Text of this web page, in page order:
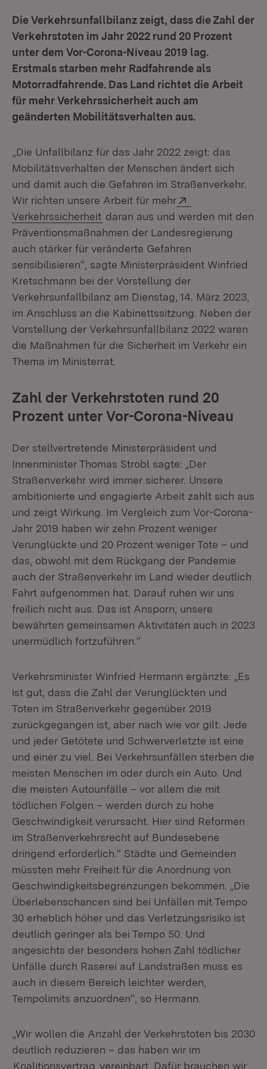
Die Verkehrsunfallbilanz zeigt, dass die Zahl der
Verkehrstoten im Jahr 2022 rund 20 Prozent
unter dem Vor-Corona-Niveau 2019 lag.
Erstmals starben mehr Radfahrende als
Motorradfahrende. Das Land richtet die Arbeit
für mehr Verkehrssicherheit auch am
geänderten Mobilitätsverhalten aus.
„Die Unfallbilanz für das Jahr 2022 zeigt: das
Mobilitätsverhalten der Menschen ändert sich
und damit auch die Gefahren im Straßenverkehr.
Wir richten unsere Arbeit für mehr
Verkehrssicherheit (Öffnet in neuem Fenster)
daran aus und werden mit den
Präventionsmaßnahmen der Landesregierung
auch stärker für veränderte Gefahren
sensibilisieren“, sagte Ministerpräsident Winfried
Kretschmann bei der Vorstellung der
Verkehrsunfallbilanz am Dienstag, 14. März 2023,
im Anschluss an die Kabinettssitzung. Neben der
Vorstellung der Verkehrsunfallbilanz 2022 waren
die Maßnahmen für die Sicherheit im Verkehr ein
Thema im Ministerrat.
Zahl der Verkehrstoten rund 20
Prozent unter Vor-Corona-Niveau
Der stellvertretende Ministerpräsident und
Innenminister Thomas Strobl sagte: „Der
Straßenverkehr wird immer sicherer. Unsere
ambitionierte und engagierte Arbeit zahlt sich aus
und zeigt Wirkung. Im Vergleich zum Vor-Corona-
Jahr 2019 haben wir zehn Prozent weniger
Verunglückte und 20 Prozent weniger Tote – und
das, obwohl mit dem Rückgang der Pandemie
auch der Straßenverkehr im Land wieder deutlich
Fahrt aufgenommen hat. Darauf ruhen wir uns
freilich nicht aus. Das ist Ansporn, unsere
bewährten gemeinsamen Aktivitäten auch in 2023
unermüdlich fortzuführen.“
Verkehrsminister Winfried Hermann ergänzte: „Es
ist gut, dass die Zahl der Verunglückten und
Toten im Straßenverkehr gegenüber 2019
zurückgegangen ist, aber nach wie vor gilt: Jede
und jeder Getötete und Schwerverletzte ist eine
und einer zu viel. Bei Verkehrsunfällen sterben die
meisten Menschen im oder durch ein Auto. Und
die meisten Autounfälle – vor allem die mit
tödlichen Folgen – werden durch zu hohe
Geschwindigkeit verursacht. Hier sind Reformen
im Straßenverkehrsrecht auf Bundesebene
dringend erforderlich.“ Städte und Gemeinden
müssten mehr Freiheit für die Anordnung von
Geschwindigkeitsbegrenzungen bekommen. „Die
Überlebenschancen sind bei Unfällen mit Tempo
30 erheblich höher und das Verletzungsrisiko ist
deutlich geringer als bei Tempo 50. Und
angesichts der besonders hohen Zahl tödlicher
Unfälle durch Raserei auf Landstraßen muss es
auch in diesem Bereich leichter werden,
Tempolimits anzuordnen“, so Hermann.
„Wir wollen die Anzahl der Verkehrstoten bis 2030
deutlich reduzieren – das haben wir im
Koalitionsvertrag vereinbart. Dafür brauchen wir